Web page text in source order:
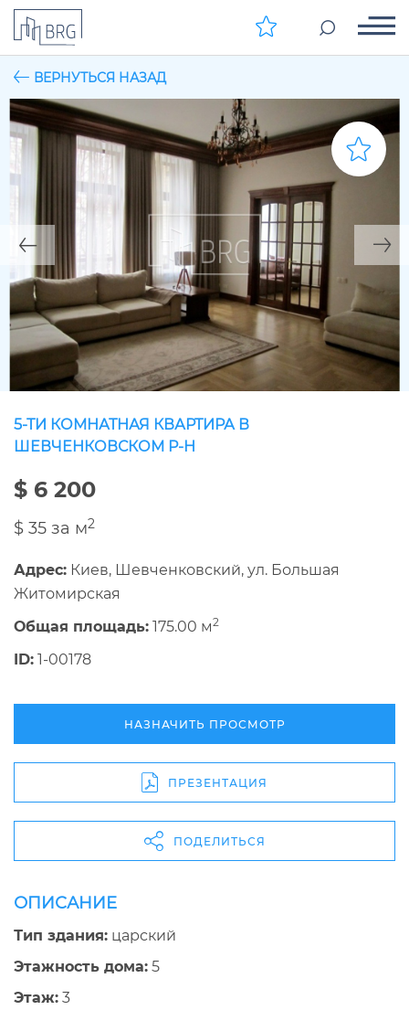
ВЕРНУТЬСЯ НАЗАД
5-ТИ КОМНАТНАЯ КВАРТИРА В
ШЕВЧЕНКОВСКОМ Р-Н
$ 6 200
$ 35 за м2
Адрес: Киев, Шевченковский, ул. Большая
Житомирская
Общая площадь: 175.00 м2
ID: 1-00178
НАЗНАЧИТЬ ПРОСМОТР
ПРЕЗЕНТАЦИЯ
ПОДЕЛИТЬСЯ
ОПИСАНИЕ
Тип здания: царский
Этажность дома: 5
Этаж: 3